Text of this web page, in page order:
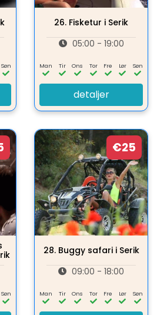
Søn
26. Fisketur i Serik
05:00 - 19:00
Man Tir Ons Tor Fre Lør Søn
detaljer
Søn
€25
28. Buggy safari i Serik
09:00 - 18:00
Man Tir Ons Tor Fre Lør Søn